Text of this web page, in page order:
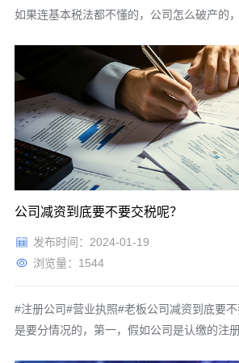
如果连基本税法都不懂的，公司怎么破产的
300万，那按5%来交，企业所得税需要交
要按25%来缴纳，需要缴税75万多。你看多
要多交60多万
公司减资到底要不要交税呢？
发布时间：2024-01-19
浏览量：1544
#注册公司#营业执照#老板公司减资到底要
是要分情况的，第一，假如公司是认缴的注